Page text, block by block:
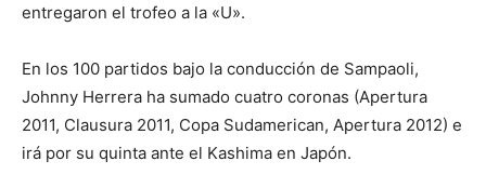
entregaron el trofeo a la «U».
En los 100 partidos bajo la conducción de Sampaoli,
Johnny Herrera ha sumado cuatro coronas (Apertura
2011, Clausura 2011, Copa Sudamerican, Apertura 2012) e
irá por su quinta ante el Kashima en Japón.